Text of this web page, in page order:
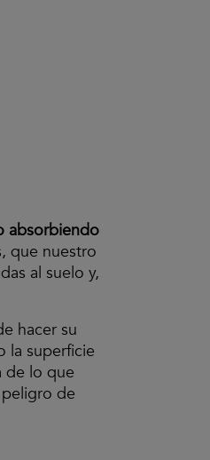
absorbiendo
que nuestro
al suelo y,
hacer su
la superficie
de lo que
de